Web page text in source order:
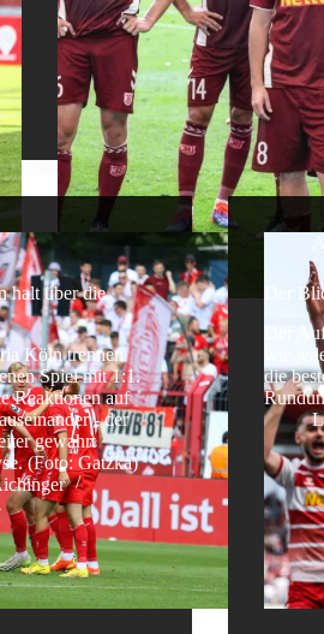
halt über die
Köln trennen
Spiel mit 1:1.
Reaktionen auf
- der
gewahrt
(Foto: Gatzka)
Der
Der
wie
die